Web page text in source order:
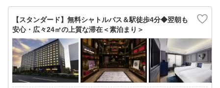
【スタンダード】無料シャトルバス＆駅徒歩4分◆翌朝も
安心・広々24㎡の上質な滞在＜素泊まり＞